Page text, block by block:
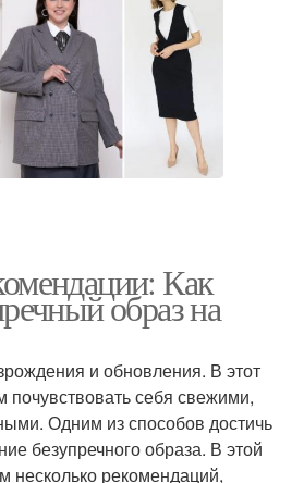
Как
образ на
и обновления. В этот
почувствовать себя свежими,
Одним из способов достичь
безупречного образа. В этой
несколько рекомендаций,